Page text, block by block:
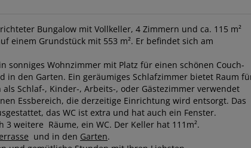
Bungalow mit Vollkeller, 4 Zimmern und ca. 115 m²
einem Grundstück mit 553 m². Er befindet sich am
sonniges Wohnzimmer mit Platz für einen schönen Couch-
in den Garten. Ein geräumiges Schlafzimmer bietet Raum
Schlaf-, Kinder-, Arbeits-, oder Gästezimmer verwendet
Essbereich, die derzeitige Einrichtung wird entsorgt. Das
das WC ist extra und hat auch ein Fenster.
weitere Räume, ein WC. Der Keller hat 111m².
und in den Garten.